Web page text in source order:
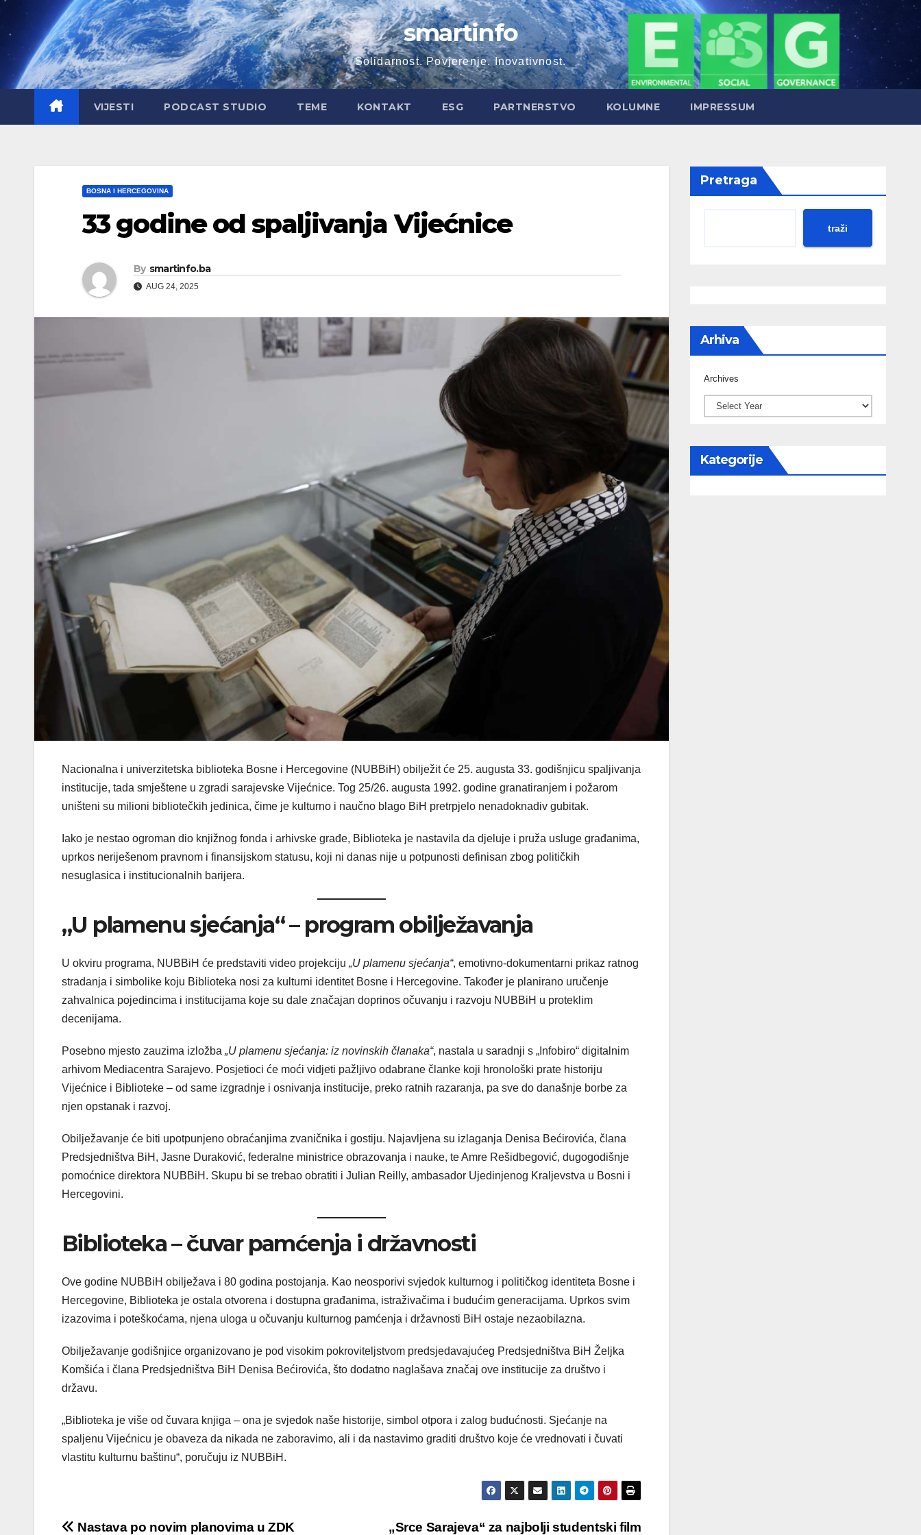
content
smartinfo
Solidarnost. Povjerenje. Inovativnost.
VIJESTI PODCAST STUDIO TEME KONTAKT ESG PARTNERSTVO KOLUMNE IMPRESSUM
BOSNA I HERCEGOVINA
33 godine od spaljivanja Vijećnice
By smartinfo.ba
AUG 24, 2025
Nacionalna i univerzitetska biblioteka Bosne i Hercegovine (NUBBiH) obilježit će 25. augusta 33. godišnjicu spaljivanja
institucije, tada smještene u zgradi sarajevske Vijećnice. Tog 25/26. augusta 1992. godine granatiranjem i požarom
uništeni su milioni bibliotečkih jedinica, čime je kulturno i naučno blago BiH pretrpjelo nenadoknadiv gubitak.
Iako je nestao ogroman dio knjižnog fonda i arhivske građe, Biblioteka je nastavila da djeluje i pruža usluge građanima,
uprkos neriješenom pravnom i finansijskom statusu, koji ni danas nije u potpunosti definisan zbog političkih
nesuglasica i institucionalnih barijera.
„U plamenu sjećanja“ – program obilježavanja
U okviru programa, NUBBiH će predstaviti video projekciju „U plamenu sjećanja“, emotivno-dokumentarni prikaz ratnog
stradanja i simbolike koju Biblioteka nosi za kulturni identitet Bosne i Hercegovine. Također je planirano uručenje
zahvalnica pojedincima i institucijama koje su dale značajan doprinos očuvanju i razvoju NUBBiH u proteklim
decenijama.
Posebno mjesto zauzima izložba „U plamenu sjećanja: iz novinskih članaka“, nastala u saradnji s „Infobiro“ digitalnim
arhivom Mediacentra Sarajevo. Posjetioci će moći vidjeti pažljivo odabrane članke koji hronološki prate historiju
Vijećnice i Biblioteke – od same izgradnje i osnivanja institucije, preko ratnih razaranja, pa sve do današnje borbe za
njen opstanak i razvoj.
Obilježavanje će biti upotpunjeno obraćanjima zvaničnika i gostiju. Najavljena su izlaganja Denisa Bećirovića, člana
Predsjedništva BiH, Jasne Duraković, federalne ministrice obrazovanja i nauke, te Amre Rešidbegović, dugogodišnje
pomoćnice direktora NUBBiH. Skupu bi se trebao obratiti i Julian Reilly, ambasador Ujedinjenog Kraljevstva u Bosni i
Hercegovini.
Biblioteka – čuvar pamćenja i državnosti
Ove godine NUBBiH obilježava i 80 godina postojanja. Kao neosporivi svjedok kulturnog i političkog identiteta Bosne i
Hercegovine, Biblioteka je ostala otvorena i dostupna građanima, istraživačima i budućim generacijama. Uprkos svim
izazovima i poteškoćama, njena uloga u očuvanju kulturnog pamćenja i državnosti BiH ostaje nezaobilazna.
Obilježavanje godišnjice organizovano je pod visokim pokroviteljstvom predsjedavajućeg Predsjedništva BiH Željka
Komšića i člana Predsjedništva BiH Denisa Bećirovića, što dodatno naglašava značaj ove institucije za društvo i
državu.
„Biblioteka je više od čuvara knjiga – ona je svjedok naše historije, simbol otpora i zalog budućnosti. Sjećanje na
spaljenu Vijećnicu je obaveza da nikada ne zaboravimo, ali i da nastavimo graditi društvo koje će vrednovati i čuvati
vlastitu kulturnu baštinu“, poručuju iz NUBBiH.
„Srce Sarajeva“ za najbolji studentski film
Nastava po novim planovima u ZDK
Pretraga
traži
Arhiva
Archives
Kategorije